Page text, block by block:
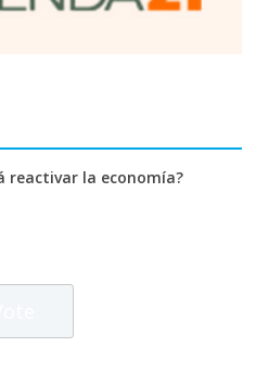
reactivar la economía?